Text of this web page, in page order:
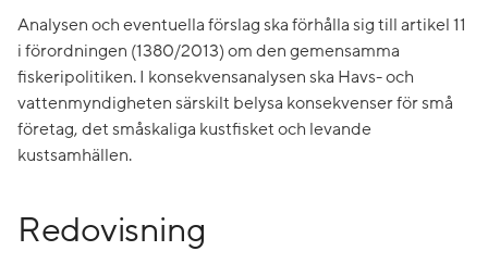
Analysen och eventuella förslag ska förhålla sig till artikel 11
i förordningen (1380/2013) om den gemensamma
fiskeripolitiken. I konsekvensanalysen ska Havs- och
vattenmyndigheten särskilt belysa konsekvenser för små
företag, det småskaliga kustfisket och levande
kustsamhällen.
Redovisning